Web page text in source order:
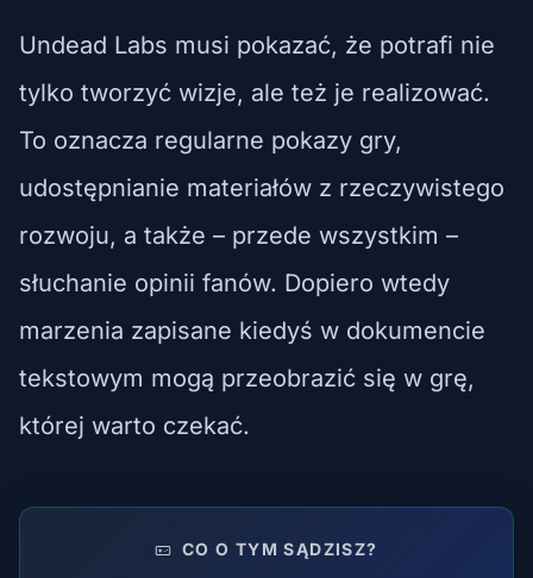
Undead Labs musi pokazać, że potrafi nie
tylko tworzyć wizje, ale też je realizować.
To oznacza regularne pokazy gry,
udostępnianie materiałów z rzeczywistego
rozwoju, a także – przede wszystkim –
słuchanie opinii fanów. Dopiero wtedy
marzenia zapisane kiedyś w dokumencie
tekstowym mogą przeobrazić się w grę,
której warto czekać.
CO O TYM SĄDZISZ?